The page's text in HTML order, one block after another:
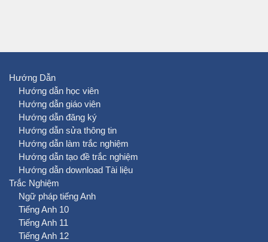
Hướng Dẫn
Hướng dẫn học viên
Hướng dẫn giáo viên
Hướng dẫn đăng ký
Hướng dẫn sửa thông tin
Hướng dẫn làm trắc nghiệm
Hướng dẫn tạo đề trắc nghiệm
Hướng dẫn download Tài liệu
Trắc Nghiệm
Ngữ pháp tiếng Anh
Tiếng Anh 10
Tiếng Anh 11
Tiếng Anh 12